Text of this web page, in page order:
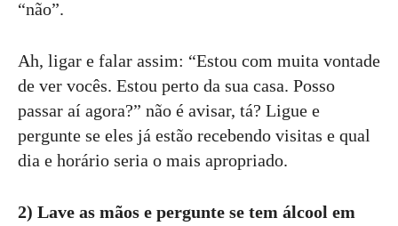
“não”.
Ah, ligar e falar assim: “Estou com muita vontade
de ver vocês. Estou perto da sua casa. Posso
passar aí agora?” não é avisar, tá? Ligue e
pergunte se eles já estão recebendo visitas e qual
dia e horário seria o mais apropriado.
2) Lave as mãos e pergunte se tem álcool em